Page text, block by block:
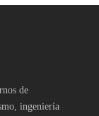
de
ingeniería